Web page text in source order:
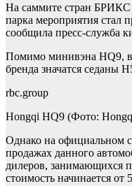
На саммите стран БРИКС
парка мероприятия стал
сообщила пресс-служба
Помимо минивэна HQ9,
бренда значатся седаны
rbc.group
Hongqi HQ9 (Фото:
Однако на официальном
продажах данного
дилеров, занимающихся
стоимость начинается